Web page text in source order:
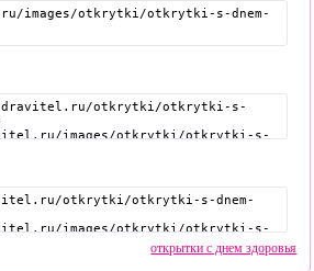
открытки с днем здоровья